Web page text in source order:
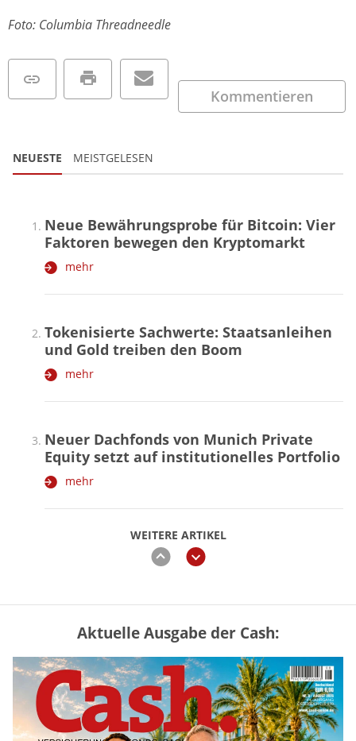
Foto: Columbia Threadneedle
Kommentieren
NEUESTE MEISTGELESEN
WEITERE ARTIKEL
zurückweiter
Neue Bewährungsprobe für Bitcoin: Vier
Faktoren bewegen den Kryptomarkt
mehr
Tokenisierte Sachwerte: Staatsanleihen
und Gold treiben den Boom
mehr
Neuer Dachfonds von Munich Private
Equity setzt auf institutionelles Portfolio
mehr
Mütterrente III Tabelle: So viel Renten-
Nachzahlung ist pro Kind möglich
mehr
Aktuelle Ausgabe der Cash: